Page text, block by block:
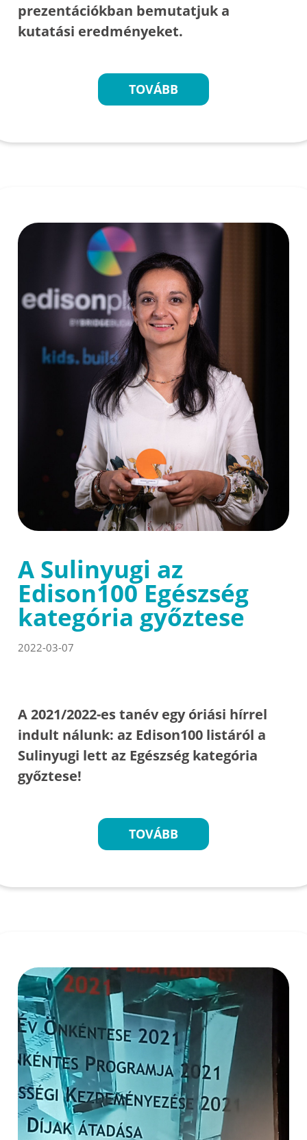
prezentációkban bemutatjuk a
kutatási eredményeket.
TOVÁBB
A Sulinyugi az
Edison100 Egészség
kategória győztese
2022-03-07
A 2021/2022-es tanév egy óriási hírrel
indult nálunk: az Edison100 listáról a
Sulinyugi lett az Egészség kategória
győztese!
TOVÁBB